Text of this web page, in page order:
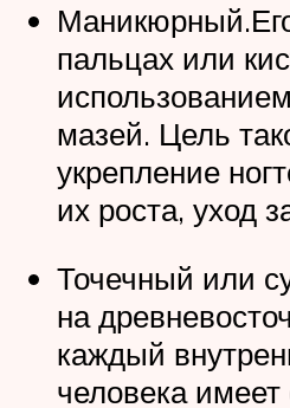
пальцах или
мазей. Цель
укрепление
их роста, уход
Точечный или
на
каждый
человека